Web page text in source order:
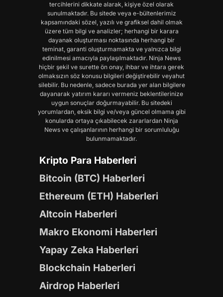
tercihlerini dikkate alarak, kişiye özel olarak
sunulmaktadır. Bu sitede veya e-bültenlerimiz
kapsamındaki sözel, yazılı ve grafiksel dahil olmak
üzere tüm bilgi ve analizler; herhangi bir karara
dayanak oluşturması noktasında herhangi bir
teminat, garanti oluşturmamakta ve yalnızca bilgi
edinilmesi amacıyla paylaşılmaktadır. Ninja News
hiçbir şekil ve surette ön onay, ihbar ve ihtara gerek
olmaksızın söz konusu bilgileri değiştirebilir veyahut
silebilir. Bu nedenle, sadece burada yer alan bilgilere
dayanarak yatırım kararı vermeniz beklentilerinize
uygun sonuçlar doğurmayabilir. Bu sitedeki
yorumlardan, eksik bilgi ve/veya güncel olmama gibi
konularda ortaya çıkabilecek zararlardan Ninja
News ve çalışanlarının herhangi bir sorumluluğu
bulunmamaktadır.
Kripto Para Haberleri
Bitcoin (BTC) Haberleri
Ethereum (ETH) Haberleri
Altcoin Haberleri
Makro Ekonomi Haberleri
Yapay Zeka Haberleri
Blockchain Haberleri
Airdrop Haberleri